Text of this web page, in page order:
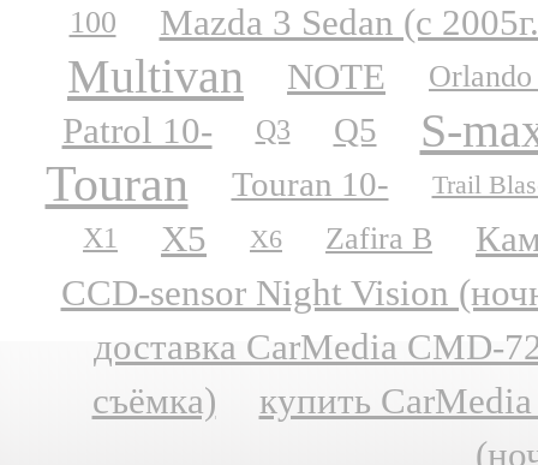
100 Mazda 3 Sedan (с
Multivan NOTE
Patrol 10- Q3 Q5 S-
Touran Touran 10- Trail
X1 X5 X6 Zafira B
CCD-sensor Night Vision
доставка CarMedia CMD-
съёмка)
купить